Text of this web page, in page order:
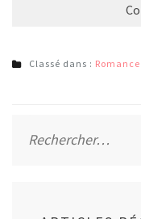
Classé dans : Romance